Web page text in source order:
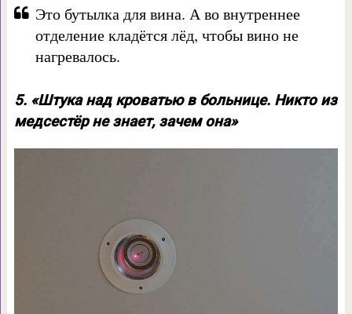
Это бутылка для вина. А во внутреннее
отделение кладётся лёд, чтобы вино не
нагревалось.
5. «Штука над кроватью в больнице. Никто из
медсестёр не знает, зачем она»